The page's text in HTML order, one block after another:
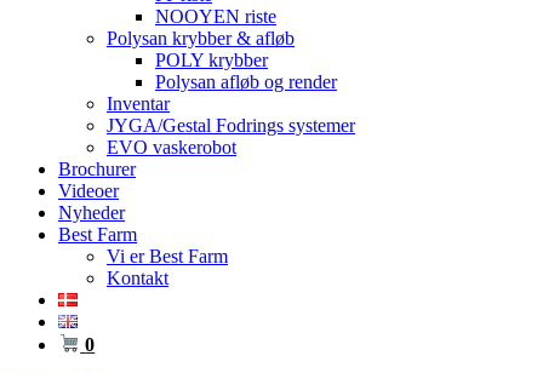
NOOYEN riste
Polysan krybber & afløb
POLY krybber
Polysan afløb og render
Inventar
JYGA/Gestal Fodrings systemer
EVO vaskerobot
Brochurer
Videoer
Nyheder
Best Farm
Vi er Best Farm
Kontakt
0